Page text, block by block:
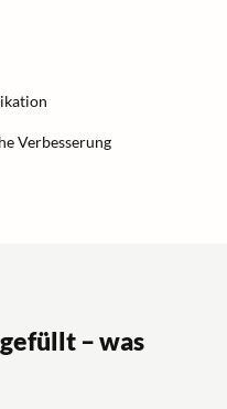
Verbesserung
– was